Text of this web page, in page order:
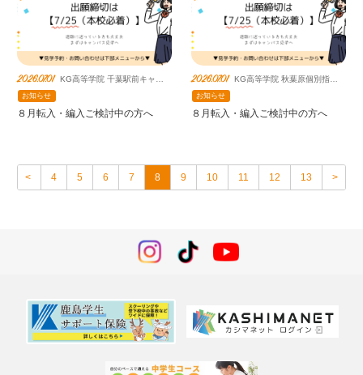
2026.07.01
KG高等学院 千葉駅前キャン
お知らせ
８月転入・編入ご検討中の方へ
2026.07.01
KG高等学院 秋葉原個別指導
お知らせ
８月転入・編入ご検討中の方へ
< 4 5 6 7 8 9 10 11 12 13 >